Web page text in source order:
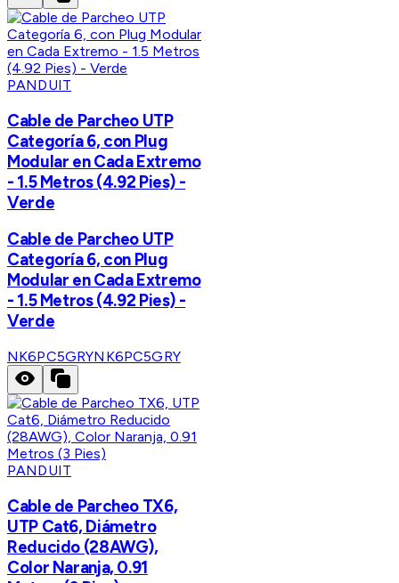
PANDUIT
Cable de Parcheo UTP
Categoría 6, con Plug
Modular en Cada Extremo
- 1.5 Metros (4.92 Pies) -
Verde
Cable de Parcheo UTP
Categoría 6, con Plug
Modular en Cada Extremo
- 1.5 Metros (4.92 Pies) -
Verde
NK6PC5GRYNK6PC5GRY
PANDUIT
Cable de Parcheo TX6,
UTP Cat6, Diámetro
Reducido (28AWG),
Color Naranja, 0.91